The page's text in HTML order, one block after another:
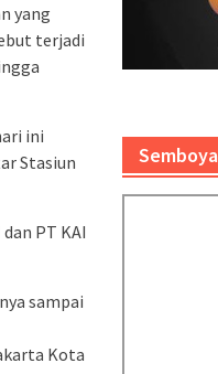
yang
terjadi
ini
Stasiun
PT KAI
sampai
Kota